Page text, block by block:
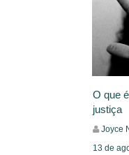
O que
justiça
Joyce
13 de